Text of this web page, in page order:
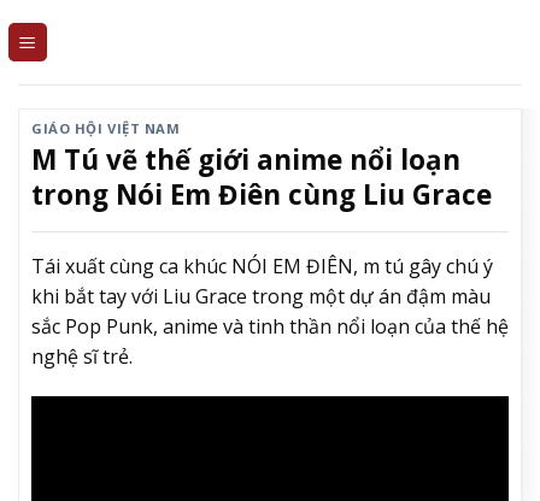
GIÁO HỘI VIỆT NAM
M Tú vẽ thế giới anime nổi loạn
trong Nói Em Điên cùng Liu Grace
Tái xuất cùng ca khúc NÓI EM ĐIÊN, m tú gây chú ý
khi bắt tay với Liu Grace trong một dự án đậm màu
sắc Pop Punk, anime và tinh thần nổi loạn của thế hệ
nghệ sĩ trẻ.